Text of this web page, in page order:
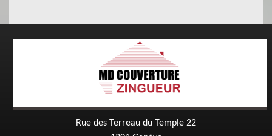
Rue des Terreau du Temple 22